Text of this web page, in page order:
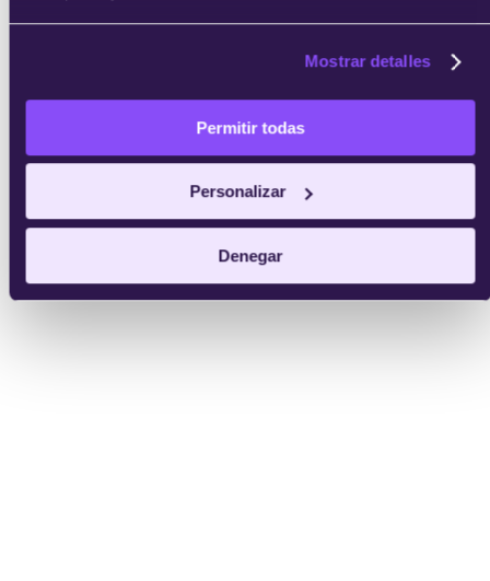
Mostrar detalles
Permitir todas
Personalizar
Denegar